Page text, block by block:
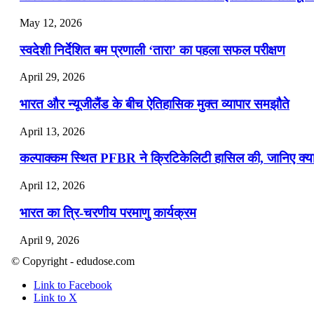
May 12, 2026
स्वदेशी निर्देशित बम प्रणाली ‘तारा’ का पहला सफल परीक्षण
April 29, 2026
भारत और न्यूजीलैंड के बीच ऐतिहासिक मुक्त व्यापार समझौते
April 13, 2026
कल्पाक्कम स्थित PFBR ने क्रिटिकेलिटी हासिल की, जानिए क्या
April 12, 2026
भारत का त्रि-चरणीय परमाणु कार्यक्रम
April 9, 2026
नासा का आर्टेमिस-2 मिशन: मनुष्य एक बार फिर से चंद्रमा के
April 7, 2026
© Copyright - edudose.com
Link to Facebook
Link to X